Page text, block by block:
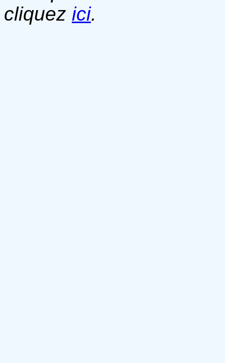
cliquez ici.